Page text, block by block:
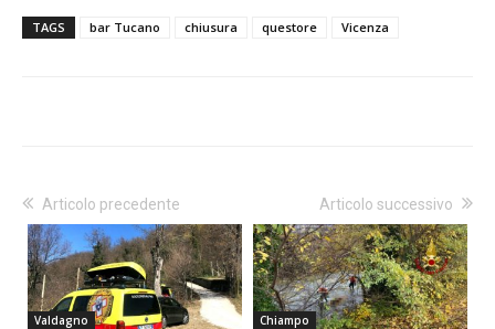
TAGS bar Tucano chiusura questore Vicenza
Articolo precedente
Valdagno
Articolo successivo
Chiampo